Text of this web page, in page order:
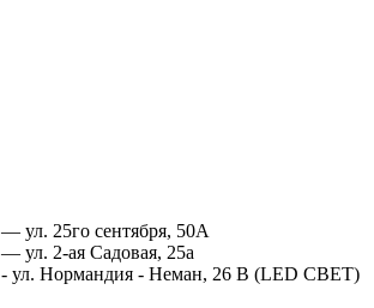
— ул. 25го сентября, 50А
— ул. 2-ая Садовая, 25а
- ул. Нормандия - Неман, 26 В (LED СВЕТ)